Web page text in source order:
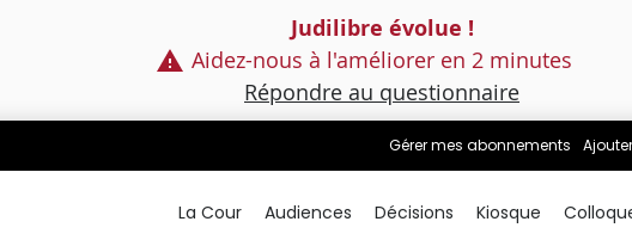
Judilibre évolue !
Aidez-nous à l'améliorer en 2 minutes
Répondre au questionnaire
Gérer mes abonnements
La Cour Audiences Décisions Kiosque